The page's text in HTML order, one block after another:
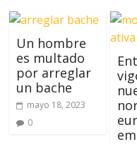
Un hombre
es multado
por arreglar
un bache
mayo 18, 2023
0